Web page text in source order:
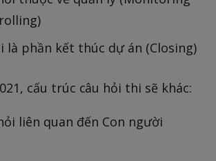
là phần kết thúc dự án (Closing)
cấu trúc câu hỏi thi sẽ khác:
liên quan đến Con người